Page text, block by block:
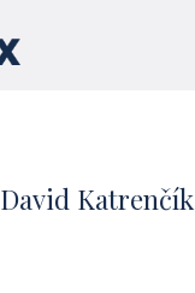
David Katrenčík